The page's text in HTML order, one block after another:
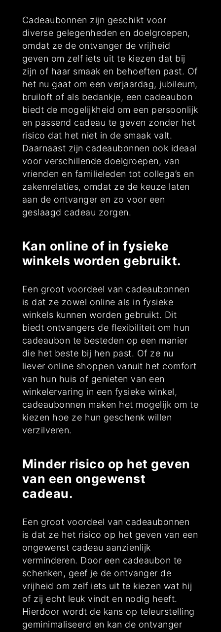
Cadeaubonnen zijn geschikt voor
diverse gelegenheden en doelgroepen,
omdat ze de ontvanger de vrijheid
geven om zelf iets uit te kiezen dat bij
zijn of haar smaak en behoeften past. Of
het nu gaat om een verjaardag, jubileum,
bruiloft of als bedankje, een cadeaubon
biedt de mogelijkheid om een persoonlijk
en passend cadeau te geven zonder het
risico dat het niet in de smaak valt.
Daarnaast zijn cadeaubonnen ook ideaal
voor verschillende doelgroepen, van
vrienden en familieleden tot collega’s en
zakenrelaties, omdat ze de keuze laten
aan de ontvanger en zo voor een
geslaagd cadeau zorgen.
Kan online of in fysieke
winkels worden gebruikt.
Een groot voordeel van cadeaubonnen
is dat ze zowel online als in fysieke
winkels kunnen worden gebruikt. Dit
biedt ontvangers de flexibiliteit om hun
cadeaubon te besteden op een manier
die het beste bij hen past. Of ze nu
liever online shoppen vanuit het comfort
van hun huis of genieten van een
winkelervaring in een fysieke winkel,
cadeaubonnen maken het mogelijk om te
kiezen hoe ze hun geschenk willen
verzilveren.
Minder risico op het geven
van een ongewenst
cadeau.
Een groot voordeel van cadeaubonnen
is dat ze het risico op het geven van een
ongewenst cadeau aanzienlijk
verminderen. Door een cadeaubon te
schenken, geef je de ontvanger de
vrijheid om zelf iets uit te kiezen wat hij
of zij echt leuk vindt en nodig heeft.
Hierdoor wordt de kans op teleurstelling
geminimaliseerd en kan de ontvanger